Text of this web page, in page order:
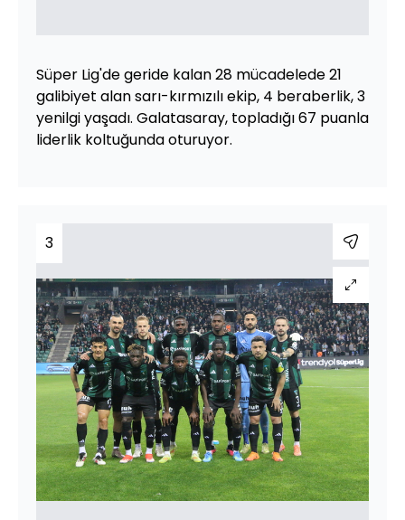
Süper Lig'de geride kalan 28 mücadelede 21
galibiyet alan sarı-kırmızılı ekip, 4 beraberlik, 3
yenilgi yaşadı. Galatasaray, topladığı 67 puanla
liderlik koltuğunda oturuyor.
3